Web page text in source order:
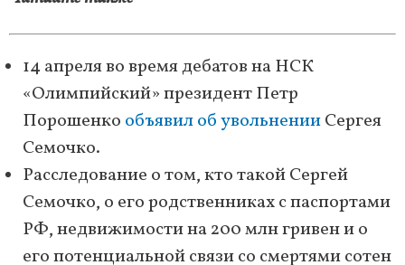
14 апреля во время дебатов на НСК
«Олимпийский» президент Петр
Порошенко объявил об увольненииСергея
Семочко.
Расследование о том, кто такой Сергей
Семочко, о его родственниках с паспортами
РФ, недвижимости на 200 млн гривен и о
его потенциальной связи со смертями сотен